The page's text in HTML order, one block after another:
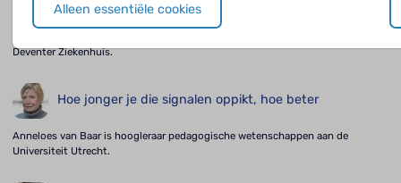
geboren zijn
Deventer Ziekenhuis.
Hoe jonger je die signalen oppikt, hoe beter
Anneloes van Baar is hoogleraar pedagogische wetenschappen aan de
Universiteit Utrecht.
Alleen essentiële cookies